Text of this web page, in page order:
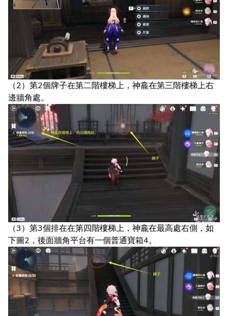
（2）第2個牌子在第二階樓梯上，神龕在第三階樓梯上右
邊牆角處。
（3）第3個排在在第四階樓梯上，神龕在最高處右側，如
下圖2，後面牆角平台有一個普通寶箱4。